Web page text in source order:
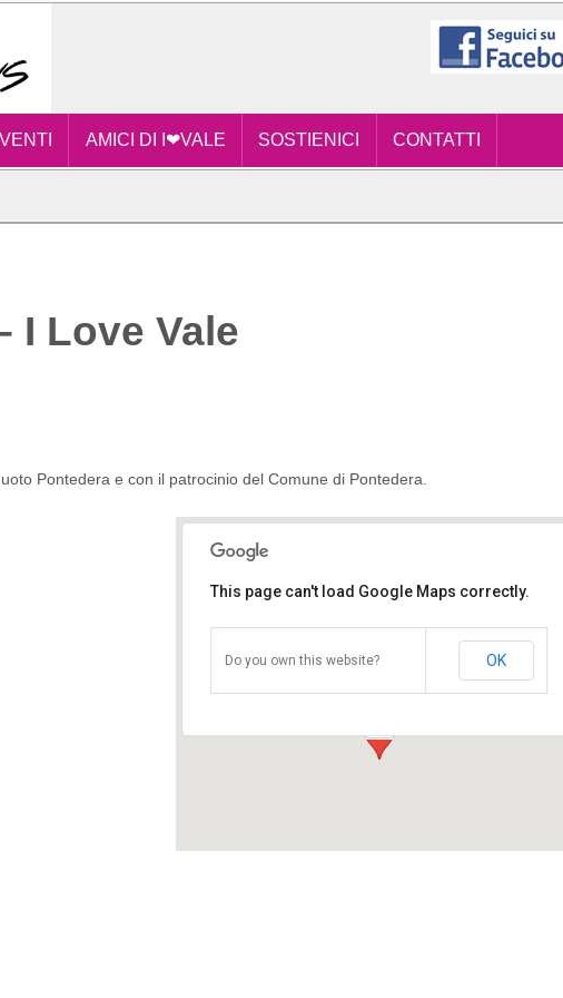
AMICI DI I❤VALE SOSTIENICI CONTATTI
I Love Vale
Pontedera e con il patrocinio del Comune di Pontedera.
Via della Costituzione - Pontedera
This page can't load Google Maps correctly.
Do you own this website? OK